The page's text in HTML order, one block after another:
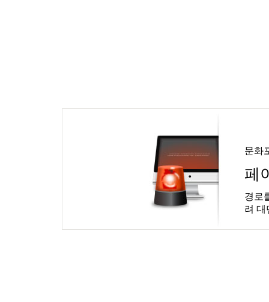
문화
페
경로
려 대